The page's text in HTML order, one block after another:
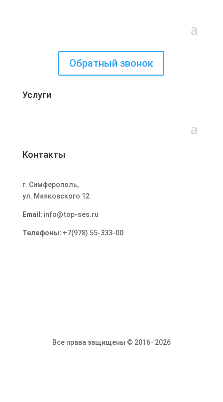
Обратный звонок
Услуги
Контакты
г. Симферополь,
ул. Маяковского 12
Email: info@top-ses.ru
Телефоны: +7(978) 55-333-00
Все права защищены © 2016–2026